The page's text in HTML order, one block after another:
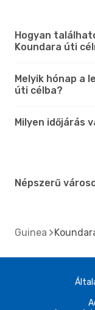
Hogyan
Koundara úti
Melyik hónap a
úti célba?
Milyen időjárás
Népszerű
Guinea